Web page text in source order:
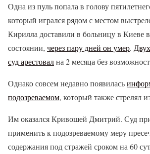
Одна из пуль попала в голову
который игрался рядом с местом
Кирилла доставили в больницу в Киеве
состоянии, через пару дней он умер.
суд арестовална 2 месяца без
Однако совсем недавно появилась
подозреваемом, который также стрелял
Им оказался Кривошей Дмитрий. Суд
применить к подозреваемому меру
содержания под стражей сроком на 60